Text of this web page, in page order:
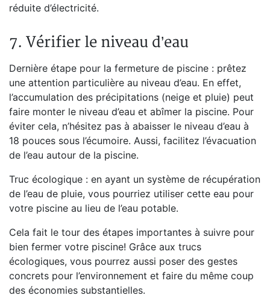
réduite d’électricité.
7. Vérifier le niveau d’eau
Dernière étape pour la fermeture de piscine : prêtez
une attention particulière au niveau d’eau. En effet,
l’accumulation des précipitations (neige et pluie) peut
faire monter le niveau d’eau et abîmer la piscine. Pour
éviter cela, n’hésitez pas à abaisser le niveau d’eau à
18 pouces sous l’écumoire. Aussi, facilitez l’évacuation
de l’eau autour de la piscine.
Truc écologique : en ayant un système de récupération
de l’eau de pluie, vous pourriez utiliser cette eau pour
votre piscine au lieu de l’eau potable.
Cela fait le tour des étapes importantes à suivre pour
bien fermer votre piscine! Grâce aux trucs
écologiques, vous pourrez aussi poser des gestes
concrets pour l’environnement et faire du même coup
des économies substantielles.